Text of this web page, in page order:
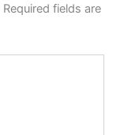
Required fields are